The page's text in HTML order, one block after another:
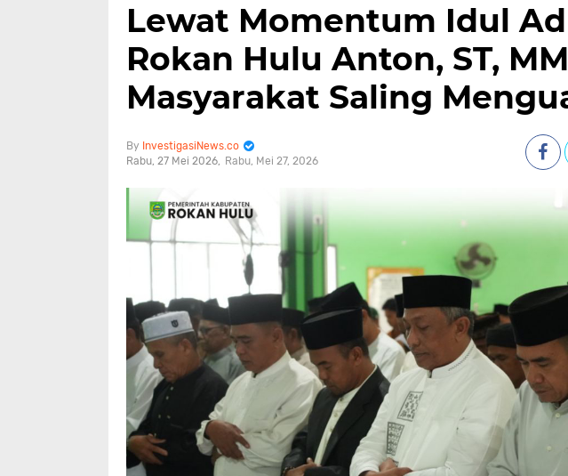
Lewat Momentum Idul
Rokan Hulu Anton, ST,
Masyarakat Saling
InvestigasiNews.co
Rabu, 27 Mei 2026
Rabu, Mei 27, 2026